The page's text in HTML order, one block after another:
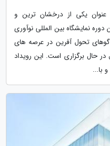
اینوتکس 2025، به عنوان یکی از درخشان ترین و
نمایشگاه بین المللی نوآوری
تحول آفرین در عرصه های
در حال برگزاری است. این رویداد